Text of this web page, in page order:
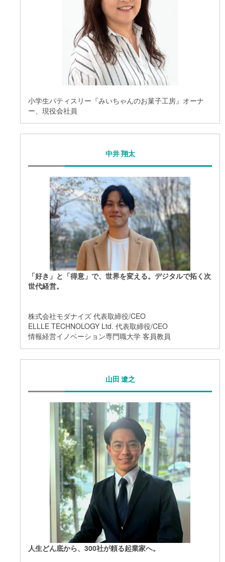
小学生パティスリー『みいちゃんのお菓子工房』オーナ
ー、現役会社員
中井 翔太
「好き」と「得意」で、世界を変える。デジタルで拓く次
世代経営。
株式会社モダナイズ 代表取締役/CEO
ELLLE TECHNOLOGY Ltd. 代表取締役/CEO
情報経営イノベーション専門職大学 客員教員
山田 遼之
人生どん底から、300社が頼る起業家へ。